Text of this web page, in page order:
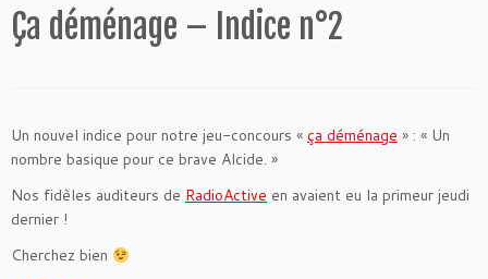
au
contenu
Ça déménage – Indice n°2
Un nouvel indice pour notre jeu-concours « ça déménage » : « Un
nombre basique pour ce brave Alcide. »
Nos fidèles auditeurs de RadioActive en avaient eu la primeur jeudi
dernier !
Cherchez bien